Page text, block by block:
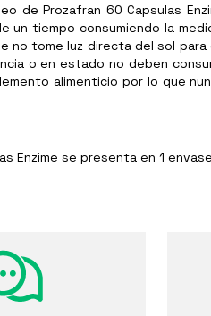
de Prozafran 60 Capsulas
un tiempo consumiendo la
no tome luz directa del sol
o en estado no deben
alimenticio por lo que
Enzime se presenta en 1